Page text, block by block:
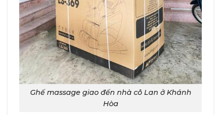
Ghế massage giao đến nhà cô Lan ở Khánh
Hòa